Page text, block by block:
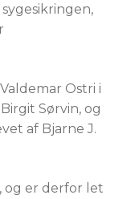
Ostri i
Sørvin, og
af Bjarne J.
og er derfor let